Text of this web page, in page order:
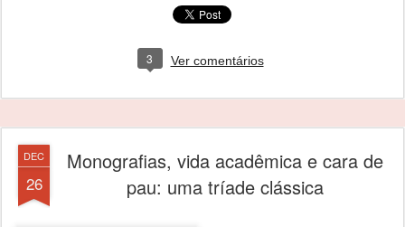
3 Ver comentários
DEC
26
Monografias, vida acadêmica e cara de
pau: uma tríade clássica